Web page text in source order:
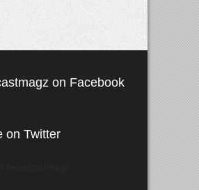
on Facebook
on Twitter